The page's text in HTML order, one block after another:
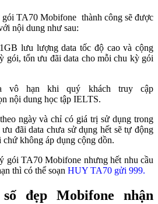
TA70 Mobifone thành công sẽ được
nội dung như sau:
lưu lượng data tốc độ cao và cộng
gói, tổn ưu đãi data cho mỗi chu kỳ gói
vô hạn khi quý khách truy cập
nội dung học tập IELTS.
ngày và chỉ có giá trị sử dụng trong
đãi data chưa sử dụng hết sẽ tự động
không áp dụng cộng dồn.
gói TA70 Mobifone nhưng hết nhu cầu
thì có thể soạn HUY TA70 gửi 999.
đẹp Mobifone nhận